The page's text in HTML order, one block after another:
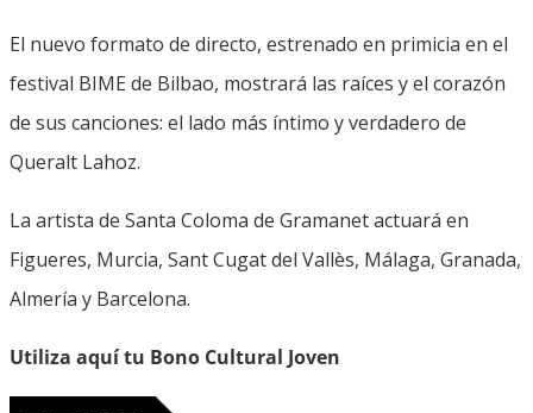
El nuevo formato de directo, estrenado en primicia en el
festival BIME de Bilbao, mostrará las raíces y el corazón
de sus canciones: el lado más íntimo y verdadero de
Queralt Lahoz.
La artista de Santa Coloma de Gramanet actuará en
Figueres, Murcia, Sant Cugat del Vallès, Málaga, Granada,
Almería y Barcelona.
Utiliza aquí tu Bono Cultural Joven